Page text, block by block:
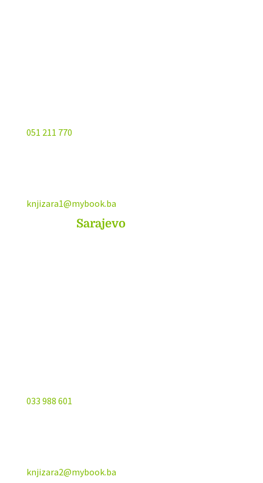
051 211 770
knjizara1@mybook.ba
Sarajevo
033 988 601
knjizara2@mybook.ba